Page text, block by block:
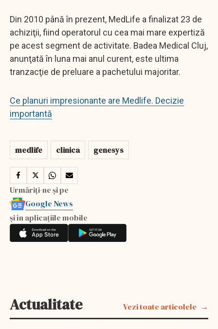
Din 2010 până în prezent, MedLife a finalizat 23 de
achiziţii, fiind operatorul cu cea mai mare expertiză
pe acest segment de activitate. Badea Medical Cluj,
anunţată în luna mai anul curent, este ultima
tranzacţie de preluare a pachetului majoritar.
Ce planuri impresionante are Medlife. Decizie
importantă
medlife clinica genesys
Urmăriți-ne și pe
Google News
și în aplicațiile mobile
Actualitate Vezi toate articolele